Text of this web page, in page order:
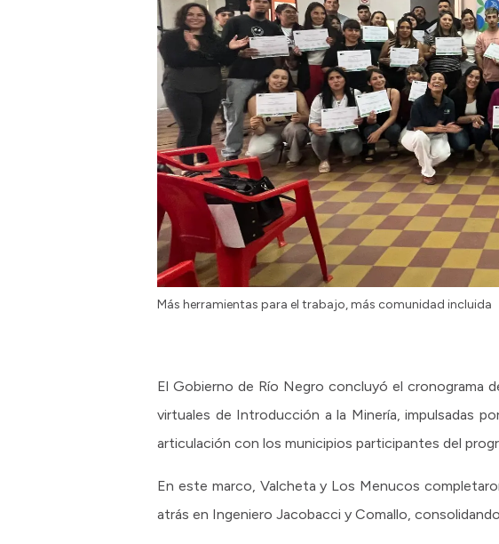
Más herramientas para el trabajo, más comunidad incluida
El Gobierno de Río Negro concluyó el cronograma
virtuales de Introducción a la Minería, impulsadas
articulación con los municipios participantes del
En este marco, Valcheta y Los Menucos
atrás en Ingeniero Jacobacci y Comallo,